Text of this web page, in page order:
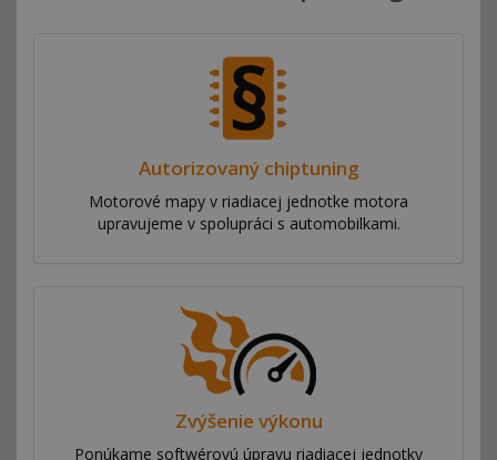
Autorizovaný chiptuning
Motorové mapy v riadiacej jednotke motora
upravujeme v spolupráci s automobilkami.
Zvýšenie výkonu
Ponúkame softwérovú úpravu riadiacej jednotky